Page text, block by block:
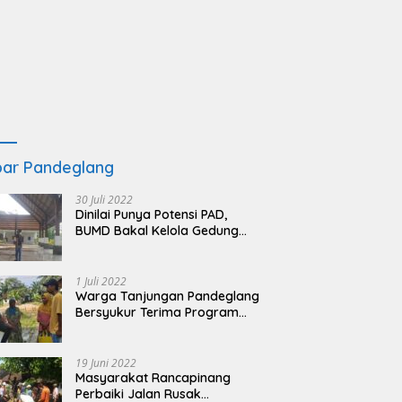
Pandeglang
30 Juli 2022
Dinilai Punya Potensi PAD,
BUMD Bakal Kelola Gedung
1 Juli 2022
Warga Tanjungan Pandeglang
Bersyukur Terima Program
19 Juni 2022
Masyarakat Rancapinang
Perbaiki Jalan Rusak